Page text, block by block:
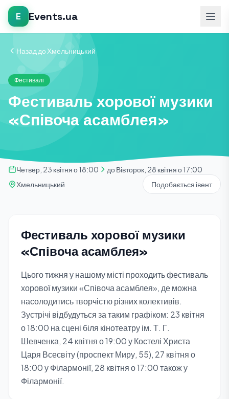
E Events.ua
Назад до Хмельницький
Фестивалі
Фестиваль хорової музики
«Співоча асамблея»
Четвер, 23 квітня о 18:00
до Вівторок, 28 квітня о 17:00
Хмельницький
Подобається івент
Фестиваль хорової музики
«Співоча асамблея»
Цього тижня у нашому місті проходить фестиваль
хорової музики «Співоча асамблея», де можна
насолодитись творчістю різних колективів.
Зустрічі відбудуться за таким графіком: 23 квітня
о 18:00 на сцені біля кінотеатру ім. Т. Г.
Шевченка, 24 квітня о 19:00 у Костелі Христа
Царя Всесвіту (проспект Миру, 55), 27 квітня о
18:00 у Філармонії, 28 квітня о 17:00 також у
Філармонії.